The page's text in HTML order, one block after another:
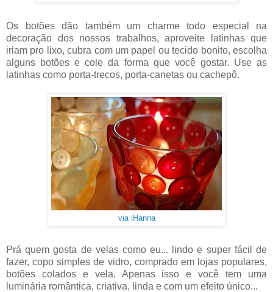
Os botões dão também um charme todo especial na
decoração dos nossos trabalhos, aproveite latinhas que
iriam pro lixo, cubra com um papel ou tecido bonito, escolha
alguns botões e cole da forma que você gostar. Use as
latinhas como porta-trecos, porta-canetas ou cachepô.
via iHanna
Prá quem gosta de velas como eu... lindo e super fácil de
fazer, copo simples de vidro, comprado em lojas populares,
botões colados e vela. Apenas isso e você tem uma
luminária romântica, criativa, linda e com um efeito único...